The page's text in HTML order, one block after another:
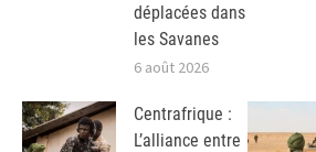
déplacées dans
les Savanes
6 août 2026
Centrafrique :
L’alliance entre